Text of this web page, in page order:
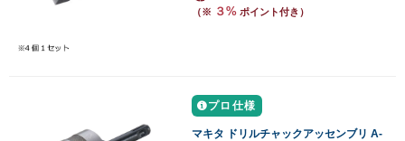
（※ ３% ポイント付き）
プロ仕様
マキタ ドリルチャックアッセンブリ A-